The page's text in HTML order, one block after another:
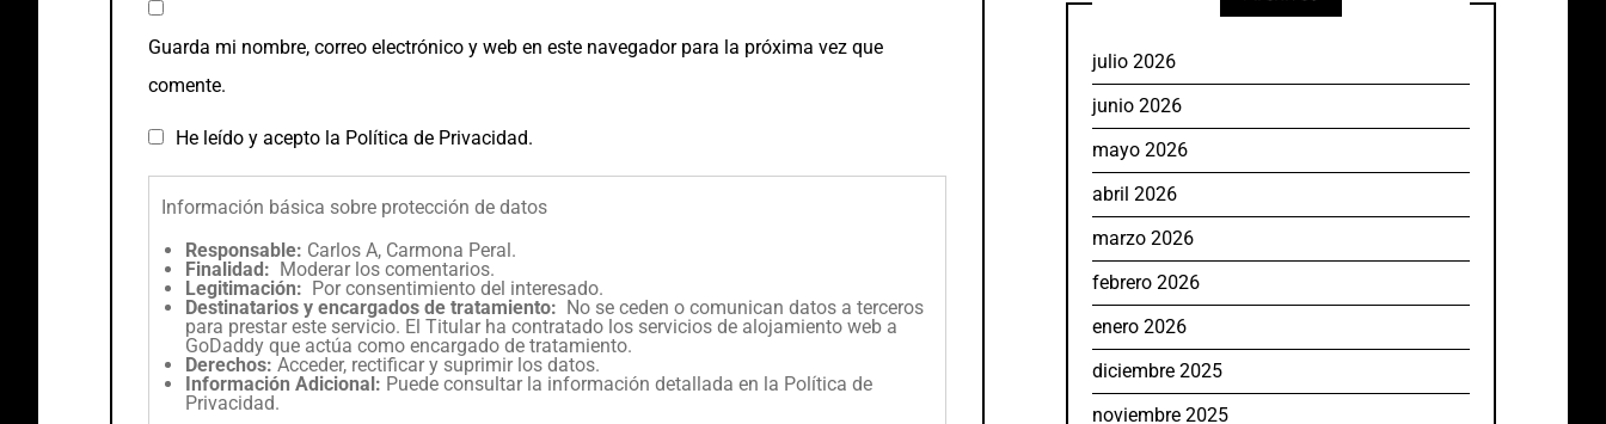
Guarda mi nombre, correo electrónico y web en este navegador para la próxima vez que
comente.
He leído y acepto la Política de Privacidad.
Información básica sobre protección de datos
Responsable: Carlos A, Carmona Peral.
Finalidad: Moderar los comentarios.
Legitimación: Por consentimiento del interesado.
Destinatarios y encargados de tratamiento: No se ceden o comunican datos a terceros
para prestar este servicio. El Titular ha contratado los servicios de alojamiento web a
GoDaddy que actúa como encargado de tratamiento.
Derechos: Acceder, rectificar y suprimir los datos.
Información Adicional: Puede consultar la información detallada en la Política de
Privacidad.
julio 2026
junio 2026
mayo 2026
abril 2026
marzo 2026
febrero 2026
enero 2026
diciembre 2025
noviembre 2025